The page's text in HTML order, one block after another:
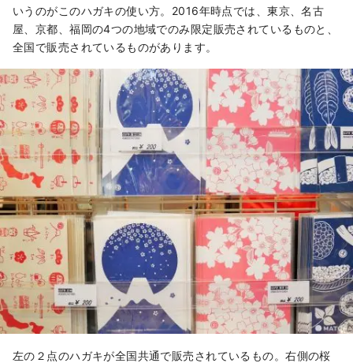
いうのがこのハガキの使い方。2016年時点では、東京、名古
屋、京都、福岡の4つの地域でのみ限定販売されているものと、
全国で販売されているものがあります。
左の２点のハガキが全国共通で販売されているもの。右側の桜